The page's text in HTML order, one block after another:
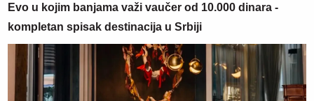
Evo u kojim banjama važi vaučer od 10.000 dinara -
kompletan spisak destinacija u Srbiji